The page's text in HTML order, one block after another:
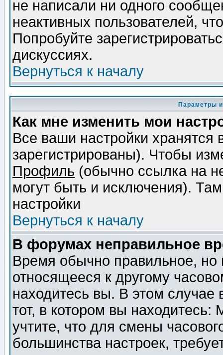
не написали ни одного
неактивных пользователей,
Попробуйте
дискуссиях.
Вернуться к началу
Параметры
Как мне изменить мои
Все ваши настройки
зарегистрированы). Чтобы
Профиль (обычно ссылка на
могут быть и исключения).
настройки
Вернуться к началу
В форумах неправильное
Время обычно правильное,
относящееся к другому
находитесь вы. В этом
тот, в котором вы
учтите, что для смены
большинства настроек,